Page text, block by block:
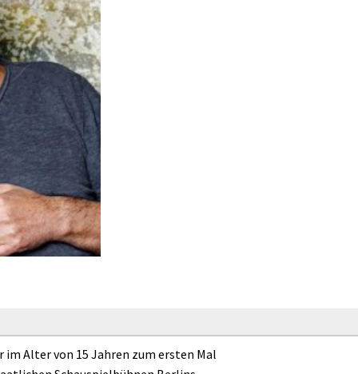
Alter von 15 Jahren zum ersten Mal